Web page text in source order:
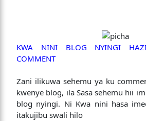
KWA NINI BLOG NYINGI
COMMENT
Zani ilikuwa sehemu ya ku
kwenye blog, ila Sasa sehemu hii
blog nyingi. Ni Kwa nini hasa
itakujibu swali hilo